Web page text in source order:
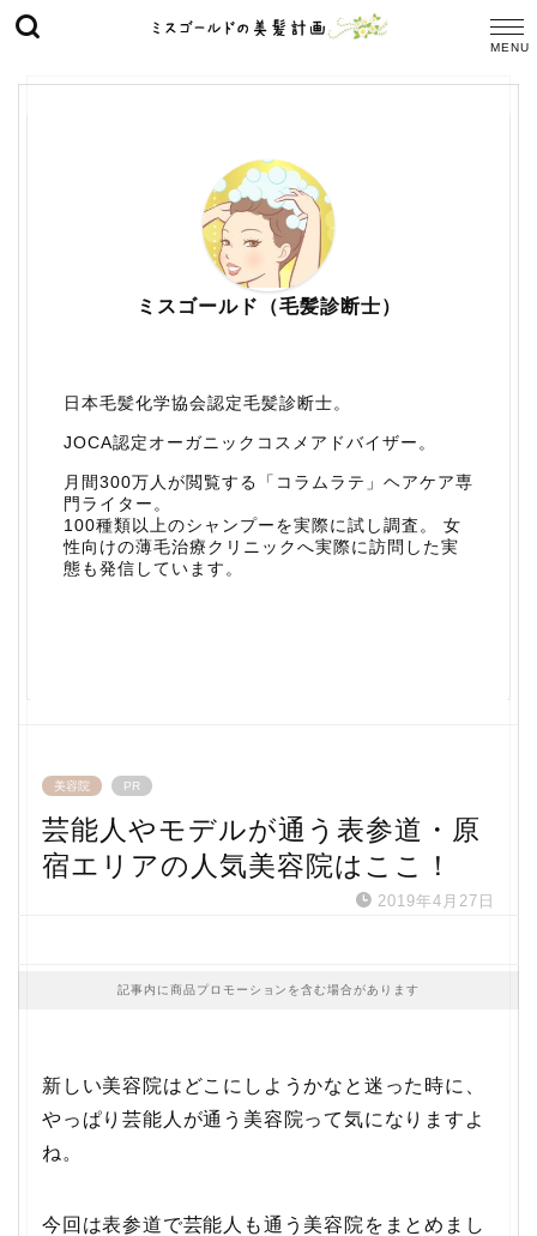
ミスゴールド（毛髪診断士）
日本毛髪化学協会認定毛髪診断士。
JOCA認定オーガニックコスメアドバイザー。
月間300万人が閲覧する「コラムラテ」ヘアケア専
門ライター。
100種類以上のシャンプーを実際に試し調査。 女
性向けの薄毛治療クリニックへ実際に訪問した実
態も発信しています。
美容院 PR
芸能人やモデルが通う表参道・原
宿エリアの人気美容院はここ！
2019年4月27日
記事内に商品プロモーションを含む場合があります
新しい美容院はどこにしようかなと迷った時に、
やっぱり芸能人が通う美容院って気になりますよ
ね。
今回は表参道で芸能人も通う美容院をまとめまし